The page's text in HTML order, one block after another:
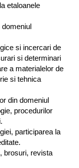
etaloanele
domeniul
si incercari de
si determinari
a materialelor de
si tehnica
din domeniul
procedurilor
participarea la
brosuri, revista